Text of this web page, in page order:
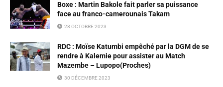
Boxe : Martin Bakole fait parler sa puissance
face au franco-camerounais Takam
28 OCTOBRE 2023
RDC : Moïse Katumbi empêché par la DGM de se
rendre à Kalemie pour assister au Match
Mazembe – Lupopo(Proches)
30 DÉCEMBRE 2023